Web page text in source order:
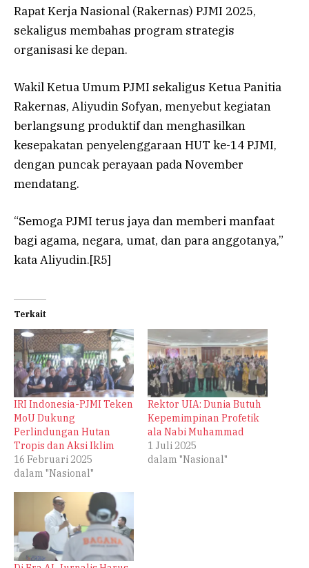
Rapat Kerja Nasional (Rakernas) PJMI 2025,
sekaligus membahas program strategis
organisasi ke depan.
Wakil Ketua Umum PJMI sekaligus Ketua Panitia
Rakernas, Aliyudin Sofyan, menyebut kegiatan
berlangsung produktif dan menghasilkan
kesepakatan penyelenggaraan HUT ke-14 PJMI,
dengan puncak perayaan pada November
mendatang.
“Semoga PJMI terus jaya dan memberi manfaat
bagi agama, negara, umat, dan para anggotanya,”
kata Aliyudin.[R5]
Terkait
IRI Indonesia-PJMI Teken
MoU Dukung
Perlindungan Hutan
Tropis dan Aksi Iklim
16 Februari 2025
dalam "Nasional"
Rektor UIA: Dunia Butuh
Kepemimpinan Profetik
ala Nabi Muhammad
1 Juli 2025
dalam "Nasional"